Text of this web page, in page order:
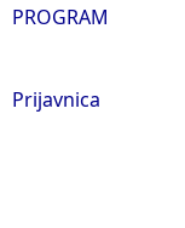
PROGRAM
Prijavnica